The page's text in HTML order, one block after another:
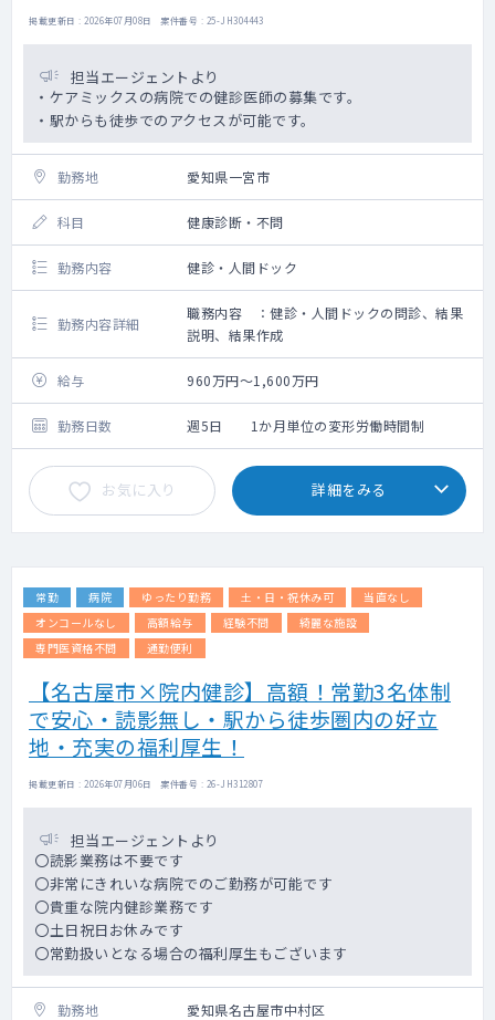
掲載更新日 : 2026年07月08日 案件番号 : 25-JH304443
担当エージェントより
・ケアミックスの病院での健診医師の募集です。
・駅からも徒歩でのアクセスが可能です。
勤務地 愛知県一宮市
科目 健康診断・不問
勤務内容 健診・人間ドック
勤務内容詳細
職務内容 ：健診・人間ドックの問診、結果
説明、結果作成
給与 960万円～1,600万円
勤務日数 週5日 1か月単位の変形労働時間制
お気に入り 詳細をみる
常勤 病院 ゆったり勤務 土・日・祝休み可
当直なし
オンコールなし
高額給与 経験不問
綺麗な施設
専門医資格不問
通勤便利
【名古屋市×院内健診】高額！常勤3名体制
で安心・読影無し・駅から徒歩圏内の好立
地・充実の福利厚生！
掲載更新日 : 2026年07月06日 案件番号 : 26-JH312807
担当エージェントより
〇読影業務は不要です
〇非常にきれいな病院でのご勤務が可能です
〇貴重な院内健診業務です
〇土日祝日お休みです
〇常勤扱いとなる場合の福利厚生もございます
勤務地 愛知県名古屋市中村区